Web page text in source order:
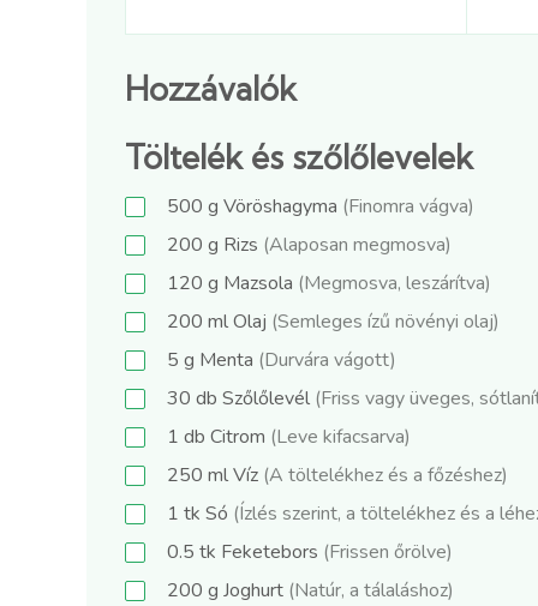
Hozzávalók
Töltelék és szőlőlevelek
500 g Vöröshagyma (Finomra vágva)
200 g Rizs (Alaposan megmosva)
120 g Mazsola (Megmosva, leszárítva)
200 mlOlaj (Semleges ízű növényi olaj)
5 g Menta (Durvára vágott)
30 db Szőlőlevél (Friss vagy üveges,
1 db Citrom (Leve kifacsarva)
250 mlVíz (A töltelékhez és a főzéshez)
1 tk Só (Ízlés szerint, a töltelékhez és a
0.5 tk Feketebors (Frissen őrölve)
200 g Joghurt (Natúr, a tálaláshoz)